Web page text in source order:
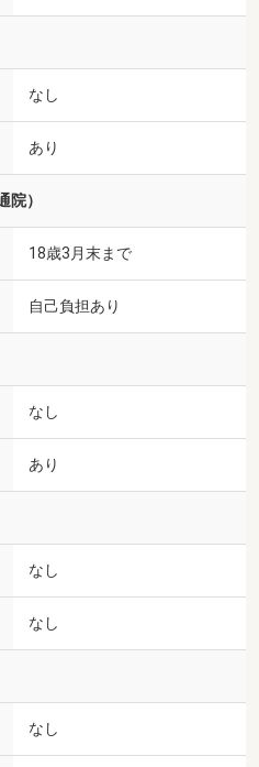
なし
あり
）
18歳3月末まで
自己負担あり
なし
あり
なし
なし
なし